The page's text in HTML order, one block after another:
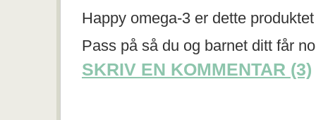
Happy omega-3 er dette
Pass på så du og barnet ditt får
SKRIV EN KOMMENTAR (3)